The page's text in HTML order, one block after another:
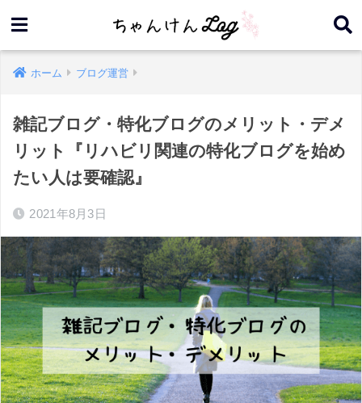
ホーム ブログ運営
雑記ブログ・特化ブログのメリット・デメ
リット『リハビリ関連の特化ブログを始め
たい人は要確認』
2021年8月3日